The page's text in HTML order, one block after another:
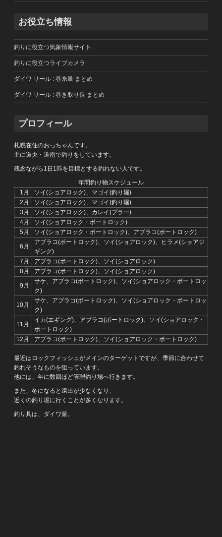
お役立ち情報
釣りに役立つ気象情報サイト
釣りに役立つライブカメラ
ダイワ リール : 巻糸量 まとめ
ダイワ リール : 巻き取り長 まとめ
プロフィール
札幌在住のおっちゃんです。
主に道央・道南で釣りをしています。
残念ながら1日1匹を目標とする釣れない人です。
年間釣り物スケジュール
1月
ソイ(ショアロック)、マゴイ(釣り堀)
2月
ソイ(ショアロック)、マゴイ(釣り堀)
3月
ソイ(ショアロック)、カレイ(ブラー)
4月
ソイ(ショアロック・ボートロック)
5月
ソイ(ショアロック・ボートロック)、アブラコ(ボートロック)
6月
アブラコ(ボートロック)、ソイ(ショアロック)、ヒラメ(ショアジ
ギング)
7月
アブラコ(ボートロック)、ソイ(ショアロック)
8月
アブラコ(ボートロック)、ソイ(ショアロック)
9月
サケ、アブラコ(ボートロック)、ソイ(ショアロック・ボートロッ
ク)
10月
サケ、アブラコ(ボートロック)、ソイ(ショアロック・ボートロッ
ク)
11月
イカ(エギング)、アブラコ(ボートロック)、ソイ(ショアロック・
ボートロック)
12月
アブラコ(ボートロック)、ソイ(ショアロック・ボートロック)
最近はロックフィッシュがメインのターゲットですが、季節に合わせて
釣れそうなものを狙っています。
他には、年に数回ほど管理釣り場へ行きます。
また、冬になると遠出が少なくなり、
近くの釣り堀に行くことが多くなります。
釣り具は、ダイワ派。